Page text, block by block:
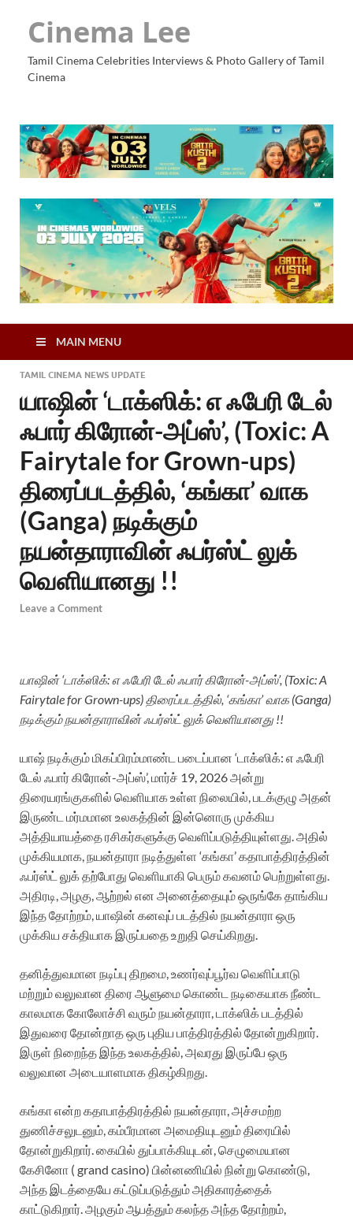
Cinema Lee
Tamil Cinema Celebrities Interviews & Photo Gallery of Tamil
Cinema
MAIN MENU
TAMIL CINEMA NEWS UPDATE
யாஷின் ‘டாக்ஸிக்: எ ஃபேரி டேல்
ஃபார் கிரோன்-அப்ஸ்’, (Toxic: A
Fairytale for Grown-ups)
திரைப்படத்தில், ‘கங்கா’ வாக
(Ganga) நடிக்கும்
நயன்தாராவின் ஃபர்ஸ்ட் லுக்
வெளியானது !!
Leave a Comment
யாஷின் ‘டாக்ஸிக்: எ ஃபேரி டேல் ஃபார் கிரோன்-அப்ஸ்’, (Toxic: A
Fairytale for Grown-ups) திரைப்படத்தில், ‘கங்கா’ வாக (Ganga)
நடிக்கும் நயன்தாராவின் ஃபர்ஸ்ட் லுக் வெளியானது !!
யாஷ் நடிக்கும் மிகப்பிரம்மாண்ட படைப்பான ‘டாக்ஸிக்: எ ஃபேரி
டேல் ஃபார் கிரோன்-அப்ஸ்’, மார்ச் 19, 2026 அன்று
திரையரங்குகளில் வெளியாக உள்ள நிலையில், படக்குழு அதன்
இருண்ட மர்மமான உலகத்தின் இன்னொரு முக்கிய
அத்தியாயத்தை ரசிகர்களுக்கு வெளிப்படுத்தியுள்ளது. அதில்
முக்கியமாக, நயன்தாரா நடித்துள்ள ‘கங்கா’ கதாபாத்திரத்தின்
ஃபர்ஸ்ட் லுக் தற்போது வெளியாகி பெரும் கவனம் பெற்றுள்ளது.
அதிரடி, அழகு, ஆற்றல் என அனைத்தையும் ஒருங்கே தாங்கிய
இந்த தோற்றம், யாஷின் கனவுப் படத்தில் நயன்தாரா ஒரு
முக்கிய சக்தியாக இருப்பதை உறுதி செய்கிறது.
தனித்துவமான நடிப்பு திறமை, உணர்வுப்பூர்வ வெளிப்பாடு
மற்றும் வலுவான திரை ஆளுமை கொண்ட நடிகையாக நீண்ட
காலமாக கோலோச்சி வரும் நயன்தாரா, டாக்ஸிக் படத்தில்
இதுவரை தோன்றாத ஒரு புதிய பாத்திரத்தில் தோன்றுகிறார்.
இருள் நிறைந்த இந்த உலகத்தில், அவரது இருப்பே ஒரு
வலுவான அடையாளமாக திகழ்கிறது.
கங்கா என்ற கதாபாத்திரத்தில் நயன்தாரா, அச்சமற்ற
துணிச்சலுடனும், கம்பீரமான அமைதியுடனும் திரையில்
தோன்றுகிறார். கையில் துப்பாக்கியுடன், செழுமையான
கேசினோ ( grand casino) பின்னணியில் நின்று கொண்டு,
அந்த இடத்தையே கட்டுப்படுத்தும் அதிகாரத்தைக்
காட்டுகிறார். அழகும் ஆபத்தும் கலந்த அந்த தோற்றம்,